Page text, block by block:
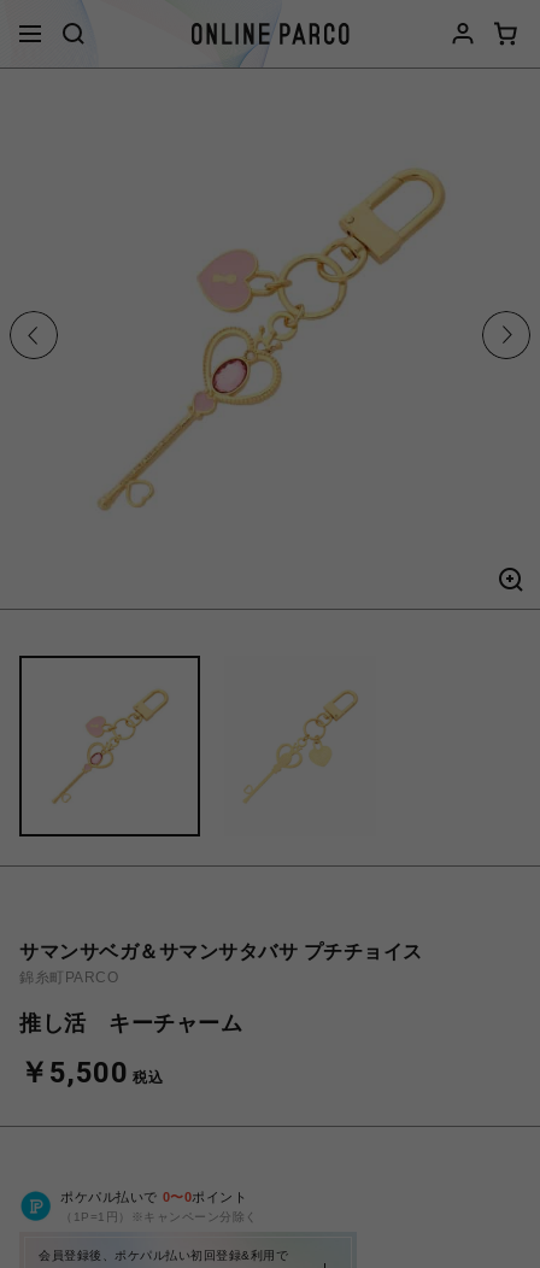
サマンサベガ＆サマンサタバサ プチチョイス
錦糸町PARCO
推し活 キーチャーム
￥5,500 税込
ポケパル払いで 0〜0ポイント
（1P=1円）※キャンペーン分除く
会員登録後、ポケパル払い初回登録&利用で